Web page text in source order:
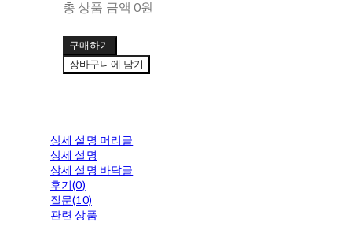
총 상품 금액 0원
구매하기
장바구니에 담기
상세 설명 머리글
상세 설명
상세 설명 바닥글
후기(0)
질문(10)
관련 상품